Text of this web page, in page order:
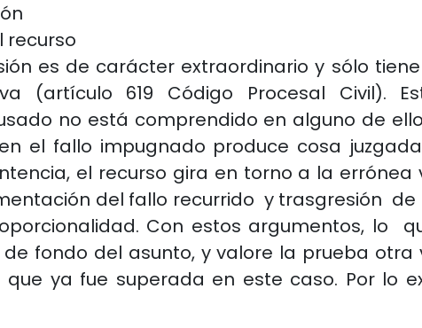
recurso
es de carácter extraordinario y sólo
(artículo 619 Código Procesal Civil).
no está comprendido en alguno de
el fallo impugnado produce cosa
el recurso gira en torno a la
del fallo recurrido y trasgresión
Con estos argumentos,
fondo del asunto, y valore la prueba otra
ya fue superada en este caso. Por lo